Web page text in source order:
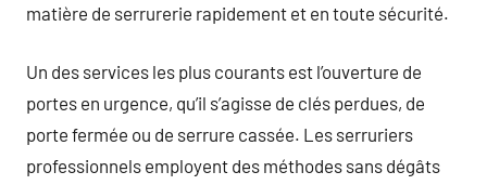
matière de serrurerie rapidement et en toute sécurité.
Un des services les plus courants est l’ouverture de
portes en urgence, qu’il s’agisse de clés perdues, de
porte fermée ou de serrure cassée. Les serruriers
professionnels employent des méthodes sans dégâts